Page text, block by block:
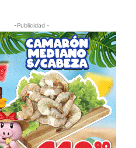
-Publicidad -